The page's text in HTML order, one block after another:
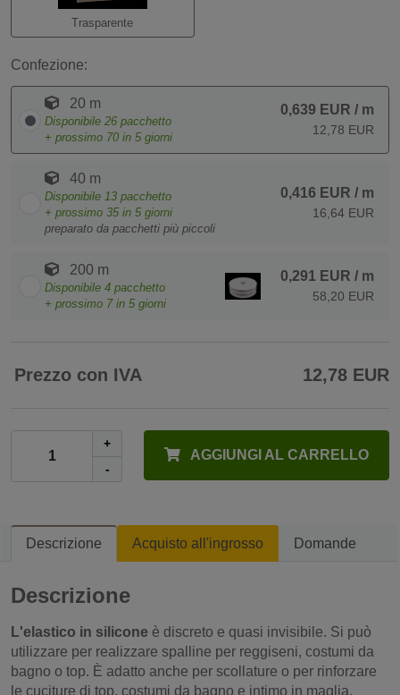
Trasparente
Confezione:
20 m
Disponibile 26 pacchetto
+ prossimo 70 in 5 giorni
0,639 EUR / m
12,78 EUR
40 m
Disponibile 13 pacchetto
+ prossimo 35 in 5 giorni
preparato da pacchetti più piccoli
0,416 EUR / m
16,64 EUR
200 m
Disponibile 4 pacchetto
+ prossimo 7in 5 giorni
0,291 EUR / m
58,20 EUR
Prezzo con IVA 12,78 EUR
+
-
AGGIUNGI AL CARRELLO
Descrizione Acquisto all'ingrosso Domande
Descrizione
L'elastico in silicone è discreto e quasi invisibile. Si può
utilizzare per realizzare spalline per reggiseni, costumi da
bagno o top. È adatto anche per scollature o per rinforzare
le cuciture di top, costumi da bagno e intimo in maglia,